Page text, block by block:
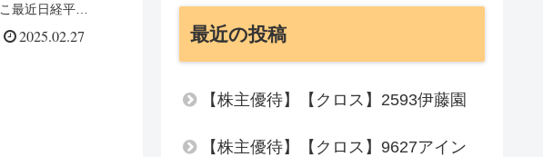
最近日経平均
2025.02.27 最近の投稿
【株主優待】【クロス】2593伊藤園
【株主優待】【クロス】9627アイン